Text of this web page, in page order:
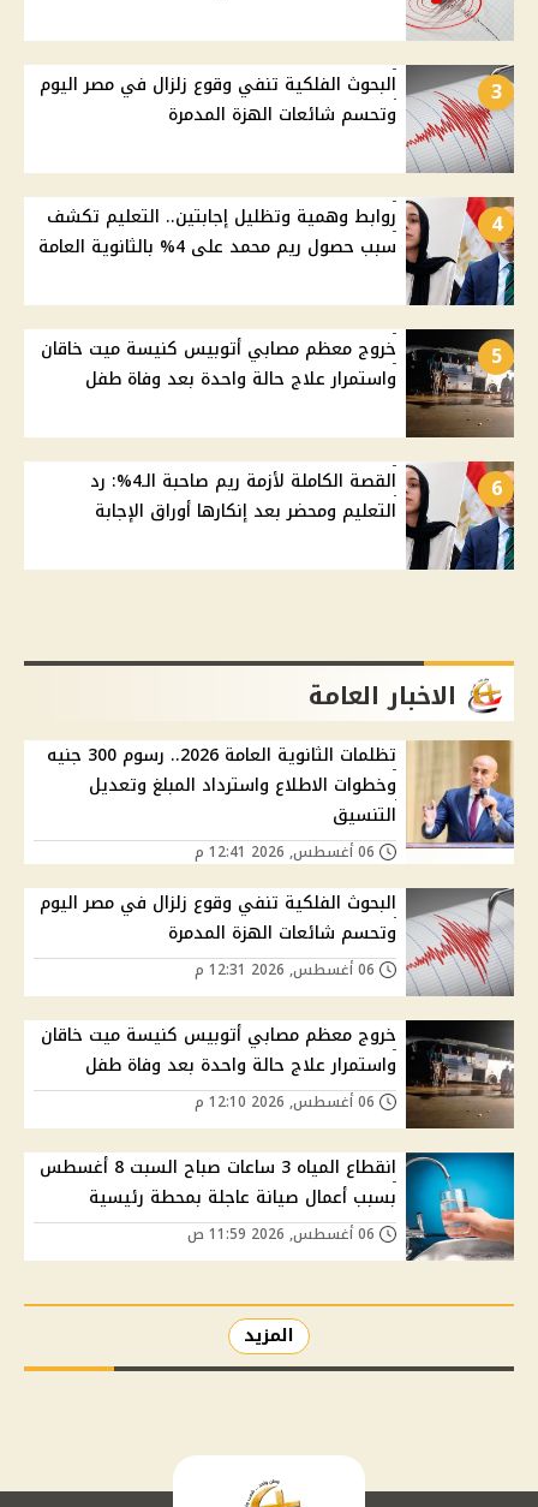
3
البحوث الفلكية تنفي وقوع زلزال في مصر اليوم
وتحسم شائعات الهزة المدمرة
4
روابط وهمية وتظليل إجابتين.. التعليم تكشف
سبب حصول ريم محمد على 4% بالثانوية العامة
5
خروج معظم مصابي أتوبيس كنيسة ميت خاقان
واستمرار علاج حالة واحدة بعد وفاة طفل
6
القصة الكاملة لأزمة ريم صاحبة الـ4%: رد
التعليم ومحضر بعد إنكارها أوراق الإجابة
الاخبار العامة
تظلمات الثانوية العامة 2026.. رسوم 300 جنيه
وخطوات الاطلاع واسترداد المبلغ وتعديل
التنسيق
البحوث الفلكية تنفي وقوع زلزال في مصر اليوم
وتحسم شائعات الهزة المدمرة
خروج معظم مصابي أتوبيس كنيسة ميت خاقان
واستمرار علاج حالة واحدة بعد وفاة طفل
انقطاع المياه 3 ساعات صباح السبت 8 أغسطس
بسبب أعمال صيانة عاجلة بمحطة رئيسية
المزيد